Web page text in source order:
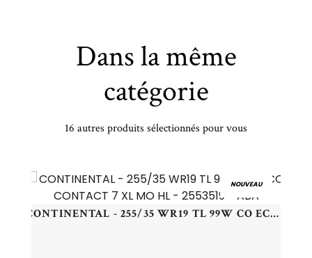
Dans la même
catégorie
16 autres produits sélectionnés pour vous
NOUVEAU
CONTINENTAL - 255/35 WR19 TL 99W CO ECO CONTACT 7 XL MO HL - 2553519 - ABA